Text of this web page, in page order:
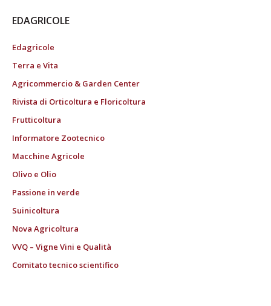
EDAGRICOLE
Edagricole
Terra e Vita
Agricommercio & Garden Center
Rivista di Orticoltura e Floricoltura
Frutticoltura
Informatore Zootecnico
Macchine Agricole
Olivo e Olio
Passione in verde
Suinicoltura
Nova Agricoltura
VVQ – Vigne Vini e Qualità
Comitato tecnico scientifico